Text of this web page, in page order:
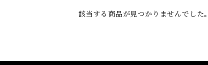
該当する商品が見つかりませんでした。